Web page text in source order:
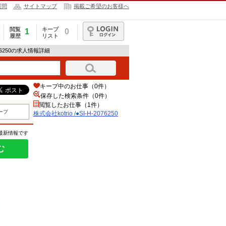
問 サイトマップ 掲載ご希望のお客様へ
閲覧
履歴
1
キープ
リスト
0
ログイン
の求人情報詳細
プ
新情報です
キープ中のお仕事（0件）
保存した検索条件（0件）
閲覧したお仕事（1件）
株式会社kotrio /●SI-H-2076250